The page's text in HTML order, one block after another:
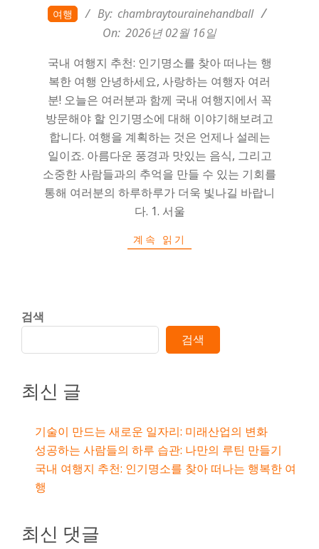
2026-
02-
여행 By: chambraytourainehandball
On: 2026년 02월 16일
국내 여행지 추천: 인기명소를 찾아 떠나는 행
복한 여행 안녕하세요, 사랑하는 여행자 여러
분! 오늘은 여러분과 함께 국내 여행지에서 꼭
방문해야 할 인기명소에 대해 이야기해보려고
합니다. 여행을 계획하는 것은 언제나 설레는
일이죠. 아름다운 풍경과 맛있는 음식, 그리고
소중한 사람들과의 추억을 만들 수 있는 기회를
통해 여러분의 하루하루가 더욱 빛나길 바랍니
다. 1. 서울
계속 읽기
검색
검색
최신 글
기술이 만드는 새로운 일자리: 미래산업의 변화
성공하는 사람들의 하루 습관: 나만의 루틴 만들기
국내 여행지 추천: 인기명소를 찾아 떠나는 행복한 여
행
최신 댓글